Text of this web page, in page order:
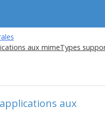
aux mimeTypes
aux